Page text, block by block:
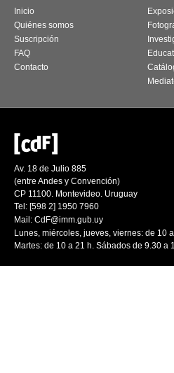
Inicio
Quiénes somos
Suscripción
FAQ
Contacto
Av. 18 de Julio 885
(entre Andes y Convención)
CP 11100. Montevideo. Uruguay
Tel: [598 2] 1950 7960
Mail: CdF@imm.gub.uy
Lunes, miércoles, jueves, viernes: de 10
Martes: de 10 a 21 h. Sábados de 9.30 a